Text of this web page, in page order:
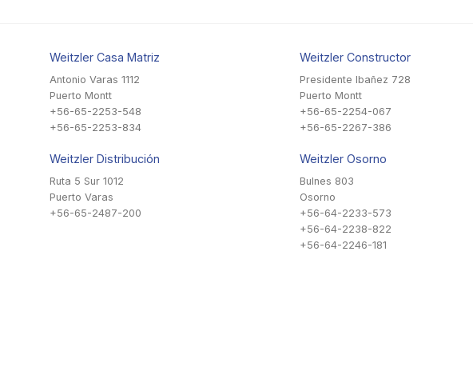
Weitzler Casa Matriz
Antonio Varas 1112
Puerto Montt
+56-65-2253-548
+56-65-2253-834
Weitzler Distribución
Ruta 5 Sur 1012
Puerto Varas
+56-65-2487-200
Weitzler Constructor
Presidente Ibañez 728
Puerto Montt
+56-65-2254-067
+56-65-2267-386
Weitzler Osorno
Bulnes 803
Osorno
+56-64-2233-573
+56-64-2238-822
+56-64-2246-181